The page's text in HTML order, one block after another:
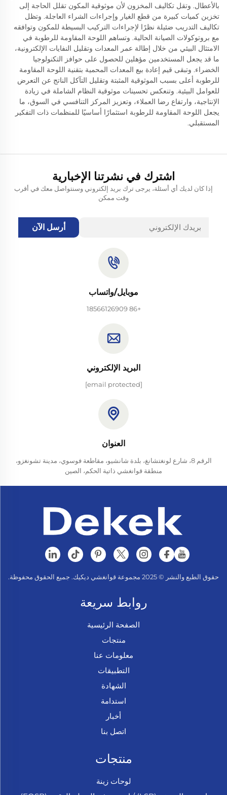
بالأعطال. وتقل تكاليف المخزون لأن موثوقية المكون تقلل الحاجة إلى
تخزين كميات كبيرة من قطع الغيار وإجراءات الشراء العاجلة. وتظل
تكاليف التدريب ضئيلة نظرًا لإجراءات التركيب البسيطة للمكون وتوافقه
مع بروتوكولات الصيانة الحالية. وتساهم اللوحة المقاومة للرطوبة في
الامتثال البيئي من خلال إطالة عمر المعدات وتقليل النفايات الإلكترونية،
ما قد يجعل المستخدمين مؤهلين للحصول على حوافز التكنولوجيا
الخضراء. وتبقى قيم إعادة بيع المعدات المحمية بتقنية اللوحة المقاومة
للرطوبة أعلى بسبب الموثوقية المثبتة وتقليل التآكل الناتج عن التعرض
للعوامل البيئية. وتنعكس تحسينات موثوقية النظام الشاملة في زيادة
الإنتاجية، وارتفاع رضا العملاء، وتعزيز المركز التنافسي في السوق، ما
يجعل اللوحة المقاومة للرطوبة استثمارًا أساسيًا للمنظمات ذات التفكير
المستقبلي.
اشترك في نشرتنا الإخبارية
إذا كان لديك أي أسئلة، يرجى ترك بريد إلكتروني وسنتواصل معك في أقرب
وقت ممكن
أرسل الآن
موبايل/واتساب
+86 18566126909
البريد الإلكتروني
[email protected]
العنوان
الرقم 8، شارع لونغتشانغ، بلدة شانشيو، مقاطعة فوسوي، مدينة تشونغزو،
منطقة قوانغشي ذاتية الحكم، الصين
حقوق الطبع والنشر © 2025 مجموعة قوانغشي ديكيك. جميع الحقوق محفوظة.
روابط سريعة
الصفحة الرئيسية
منتجات
معلومات عنا
التطبيقات
الشهادة
استدامة
أخبار
اتصل بنا
منتجات
لوحات زينة